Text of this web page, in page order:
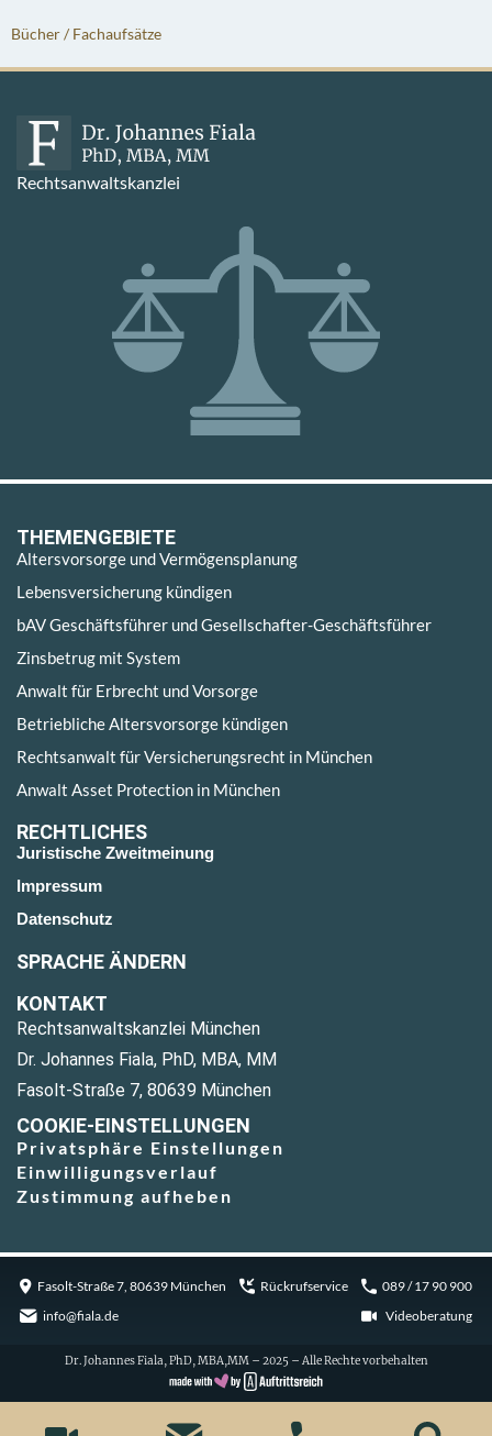
Bücher / Fachaufsätze
Rechtsanwaltskanzlei
THEMENGEBIETE
Altersvorsorge und Vermögensplanung
Lebensversicherung kündigen
bAV Geschäftsführer und Gesellschafter-Geschäftsführer
Zinsbetrug mit System
Anwalt für Erbrecht und Vorsorge
Betriebliche Altersvorsorge kündigen
Rechtsanwalt für Versicherungsrecht in München
Anwalt Asset Protection in München
RECHTLICHES
Juristische Zweitmeinung
Impressum
Datenschutz
SPRACHE ÄNDERN
KONTAKT
Rechtsanwaltskanzlei München
Dr. Johannes Fiala, PhD, MBA, MM
Fasolt-Straße 7, 80639 München
COOKIE-EINSTELLUNGEN
Privatsphäre Einstellungen
Einwilligungsverlauf
Zustimmung aufheben
Fasolt-Straße 7, 80639 München Rückrufservice
089 / 17 90 900
info@fiala.de
Videoberatung
Dr. Johannes Fiala, PhD, MBA,MM – 2025 – Alle Rechte vorbehalten